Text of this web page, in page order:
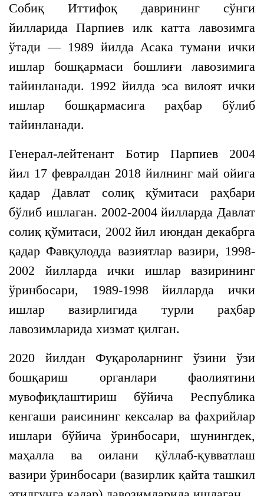
Собиқ Иттифоқ даврининг сўнги
йилларида Парпиев илк катта лавозимга
ўтади — 1989 йилда Асака тумани ички
ишлар бошқармаси бошлиғи лавозимига
тайинланади. 1992 йилда эса вилоят ички
ишлар бошқармасига раҳбар бўлиб
тайинланади.
Генерал-лейтенант Ботир Парпиев 2004
йил 17 февралдан 2018 йилнинг май ойига
қадар Давлат солиқ қўмитаси раҳбари
бўлиб ишлаган. 2002-2004 йилларда Давлат
солиқ қўмитаси, 2002 йил июндан декабрга
қадар Фавқулодда вазиятлар вазири, 1998-
2002 йилларда ички ишлар вазирининг
ўринбосари, 1989-1998 йилларда ички
ишлар вазирлигида турли раҳбар
лавозимларида хизмат қилган.
2020 йилдан Фуқароларнинг ўзини ўзи
бошқариш органлари фаолиятини
мувофиқлаштириш бўйича Республика
кенгаши раисининг кексалар ва фахрийлар
ишлари бўйича ўринбосари, шунингдек,
маҳалла ва оилани қўллаб-қувватлаш
вазири ўринбосари (вазирлик қайта ташкил